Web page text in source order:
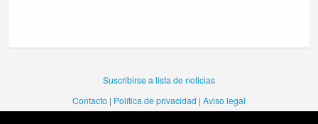
Suscribirse a lista de noticias
Contacto | Política de privacidad | Aviso legal